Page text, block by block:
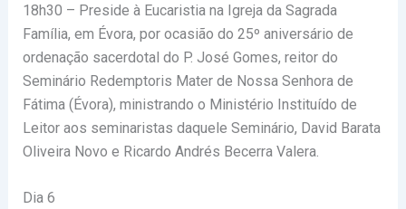
18h30 – Preside à Eucaristia na Igreja da Sagrada
Família, em Évora, por ocasião do 25º aniversário de
ordenação sacerdotal do P. José Gomes, reitor do
Seminário Redemptoris Mater de Nossa Senhora de
Fátima (Évora), ministrando o Ministério Instituído de
Leitor aos seminaristas daquele Seminário, David Barata
Oliveira Novo e Ricardo Andrés Becerra Valera.
Dia 6